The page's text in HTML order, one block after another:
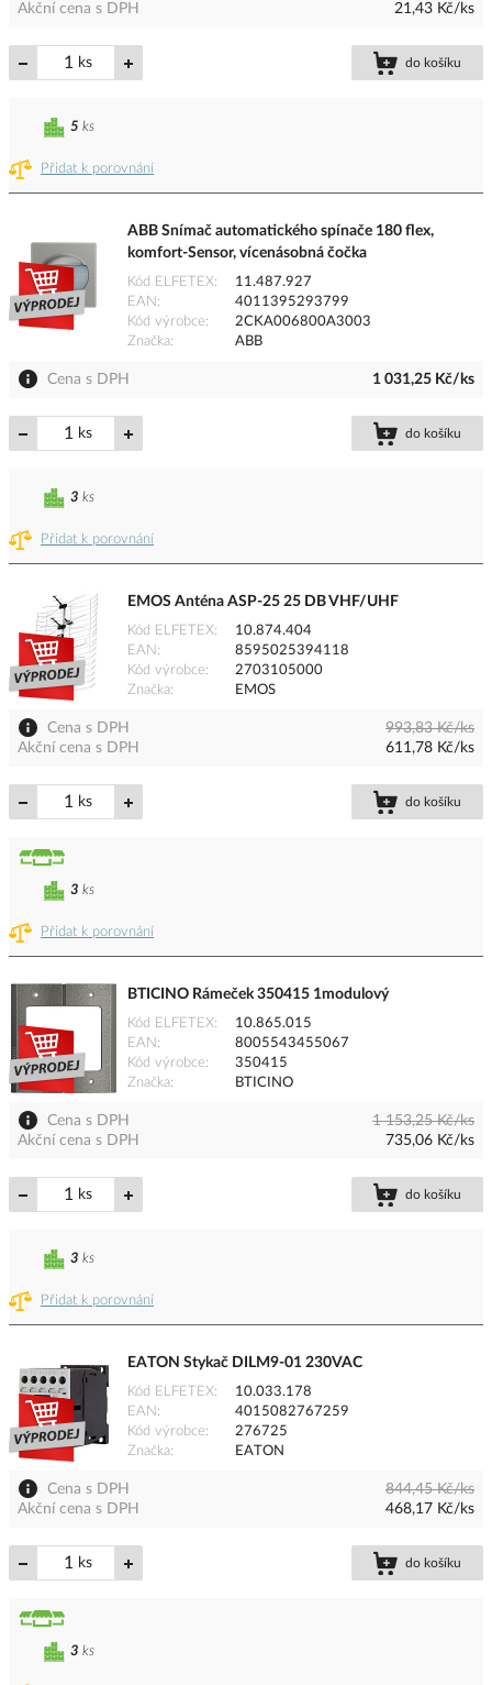
Akční cena s DPH
21,43 Kč/ks
ks do košíku
Přidat k porovnání
5 ks
ABB Snímač automatického spínače 180 flex,
komfort-Sensor, vícenásobná čočka
Kód ELFETEX
11.487.927
EAN
4011395293799
Kód výrobce
2CKA006800A3003
Značka
ABB
Cena s DPH 1 031,25 Kč/ks
ks do košíku
Přidat k porovnání
3 ks
EMOS Anténa ASP-25 25 DB VHF/UHF
Kód ELFETEX
10.874.404
EAN
8595025394118
Kód výrobce
2703105000
Značka
EMOS
Cena s DPH
993,83 Kč/ks
Akční cena s DPH
611,78 Kč/ks
ks do košíku
Přidat k porovnání
3 ks
BTICINO Rámeček 350415 1modulový
Kód ELFETEX
10.865.015
EAN
8005543455067
Kód výrobce
350415
Značka
BTICINO
Cena s DPH
1 153,25 Kč/ks
Akční cena s DPH
735,06 Kč/ks
ks do košíku
Přidat k porovnání
3 ks
EATON Stykač DILM9-01 230VAC
Kód ELFETEX
10.033.178
EAN
4015082767259
Kód výrobce
276725
Značka
EATON
Cena s DPH
844,45 Kč/ks
Akční cena s DPH
468,17 Kč/ks
ks do košíku
3 ks